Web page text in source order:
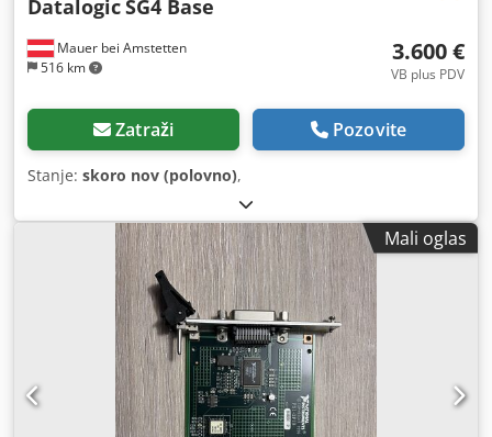
Mauer bei Amstetten
516 km
DatalogicSG4 Base
3.600 €
VB plus PDV
Zatraži Pozovite
Stanje: skoro nov (polovno),
Mali oglas